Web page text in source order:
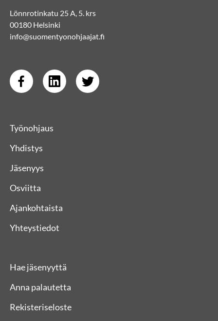
Lönnrotinkatu 25 A, 5. krs
00180 Helsinki
info@suomentyonohjaajat.fi
Työnohjaus
Yhdistys
Jäsenyys
Osviitta
Ajankohtaista
Yhteystiedot
Hae jäsenyyttä
Anna palautetta
Rekisteriseloste